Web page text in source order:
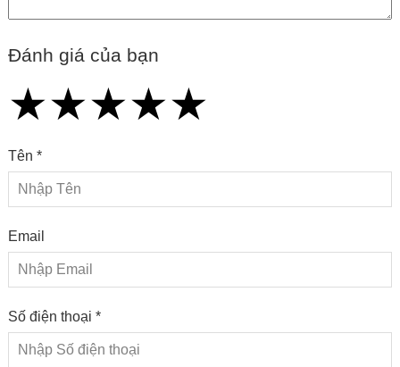
Đánh giá của bạn
★
★★
★★★
★★★★
★★★★★
Tên *
Email
Số điện thoại *